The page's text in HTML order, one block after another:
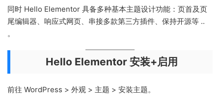
同时 Hello Elementor 具备多种基本主题设计功能：页首及页
尾编辑器、响应式网页、串接多款第三方插件、保持开源等 ..
。
Hello Elementor 安装+启用
前往 WordPress > 外观 > 主题 > 安装主题。